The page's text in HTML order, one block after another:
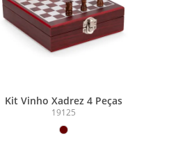
Kit Vinho Xadrez 4 Peças
19125